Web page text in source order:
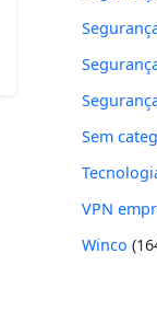
Sem
VPN
Winco